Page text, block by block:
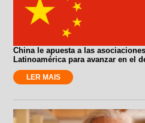
China le apuesta a las
Latinoamérica para avanzar en el
LER MAIS